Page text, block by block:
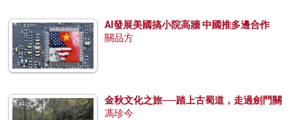
AI發展美國搞小院高牆 中國推多邊合作
關品方
金秋文化之旅──踏上古蜀道，走過劍門關
馮珍今